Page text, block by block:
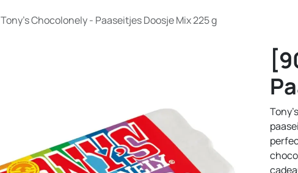
Tony's Chocolonely - Paaseitjes Doosje Mix 225 g